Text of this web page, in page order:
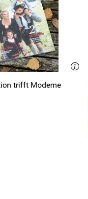
trifft Moderne